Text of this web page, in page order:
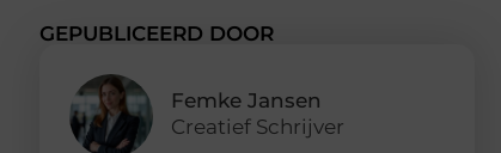
GEPUBLICEERD DOOR
Femke Jansen
Creatief Schrijver